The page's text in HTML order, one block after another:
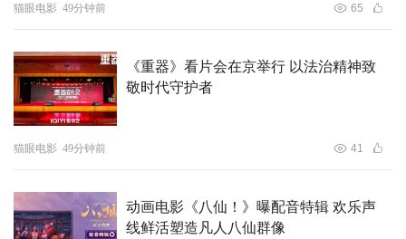
猫眼电影 49分钟前 65
《重器》看片会在京举行 以法治精神致
敬时代守护者
猫眼电影 49分钟前 41
动画电影《八仙！》曝配音特辑 欢乐声
线鲜活塑造凡人八仙群像